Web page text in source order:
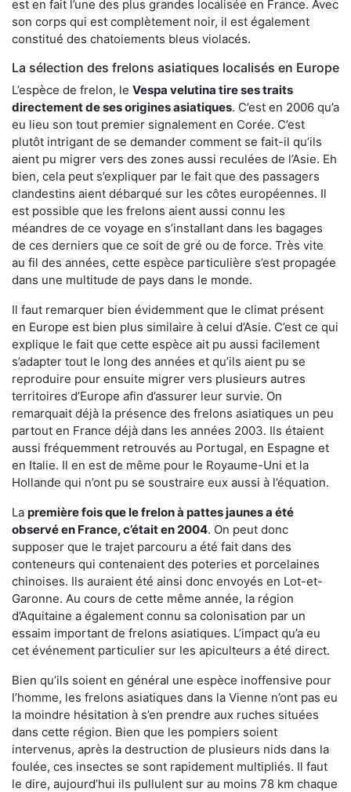
est en fait l’une des plus grandes localisée en France. Avec
son corps qui est complètement noir, il est également
constitué des chatoiements bleus violacés.
La sélection des frelons asiatiques localisés en Europe
L’espèce de frelon, le Vespa velutina tire ses traits
directement de ses origines asiatiques. C’est en 2006 qu’a
eu lieu son tout premier signalement en Corée. C’est
plutôt intrigant de se demander comment se fait-il qu’ils
aient pu migrer vers des zones aussi reculées de l’Asie. Eh
bien, cela peut s’expliquer par le fait que des passagers
clandestins aient débarqué sur les côtes européennes. Il
est possible que les frelons aient aussi connu les
méandres de ce voyage en s’installant dans les bagages
de ces derniers que ce soit de gré ou de force. Très vite
au fil des années, cette espèce particulière s’est propagée
dans une multitude de pays dans le monde.
Il faut remarquer bien évidemment que le climat présent
en Europe est bien plus similaire à celui d’Asie. C’est ce qui
explique le fait que cette espèce ait pu aussi facilement
s’adapter tout le long des années et qu’ils aient pu se
reproduire pour ensuite migrer vers plusieurs autres
territoires d’Europe afin d’assurer leur survie. On
remarquait déjà la présence des frelons asiatiques un peu
partout en France déjà dans les années 2003. Ils étaient
aussi fréquemment retrouvés au Portugal, en Espagne et
en Italie. Il en est de même pour le Royaume-Uni et la
Hollande qui n’ont pu se soustraire eux aussi à l’équation.
La première fois que le frelon à pattes jaunes a été
observé en France, c’était en 2004. On peut donc
supposer que le trajet parcouru a été fait dans des
conteneurs qui contenaient des poteries et porcelaines
chinoises. Ils auraient été ainsi donc envoyés en Lot-et-
Garonne. Au cours de cette même année, la région
d’Aquitaine a également connu sa colonisation par un
essaim important de frelons asiatiques. L’impact qu’a eu
cet événement particulier sur les apiculteurs a été direct.
Bien qu’ils soient en général une espèce inoffensive pour
l’homme, les frelons asiatiques dans la Vienne n’ont pas eu
la moindre hésitation à s’en prendre aux ruches situées
dans cette région. Bien que les pompiers soient
intervenus, après la destruction de plusieurs nids dans la
foulée, ces insectes se sont rapidement multipliés. Il faut
le dire, aujourd’hui ils pullulent sur au moins 78 km chaque